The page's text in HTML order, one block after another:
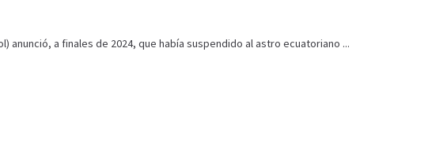
anunció, a finales de 2024, que había suspendido al astro ecuatoriano ...